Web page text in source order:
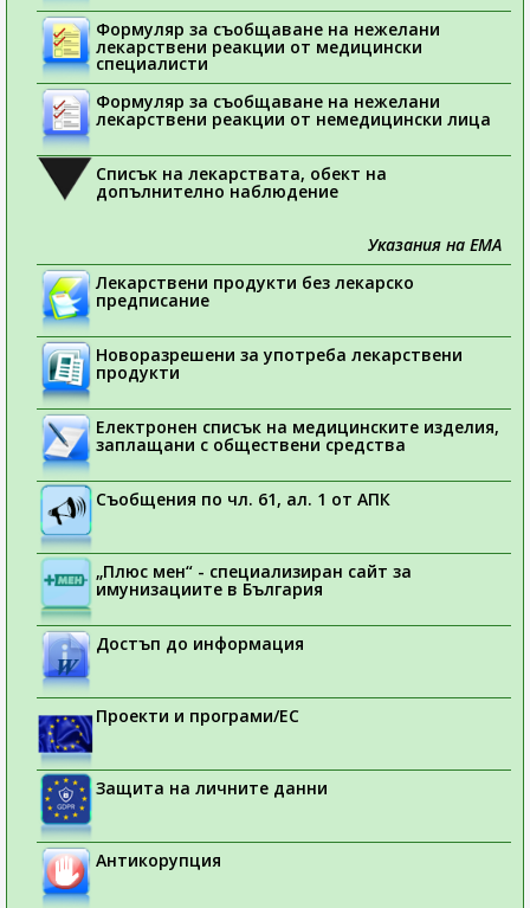
Формуляр за съобщаване на нежелани
лекарствени реакции от медицински
специалисти
Формуляр за съобщаване на нежелани
лекарствени реакции от немедицински лица
Списък на лекарствата, обект на
допълнително наблюдение
Указания на ЕМА
Лекарствени продукти без лекарско
предписание
Новоразрешени за употреба лекарствени
продукти
Електронен списък на медицинските изделия,
заплащани с обществени средства
Съобщения по чл. 61, ал. 1 от АПК
„Плюс мен“ - специализиран сайт за
имунизациите в България
Достъп до информация
Проекти и програми/ЕС
Защита на личните данни
Антикорупция